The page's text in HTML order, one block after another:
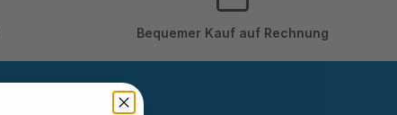
Bequemer Kauf auf Rechnung